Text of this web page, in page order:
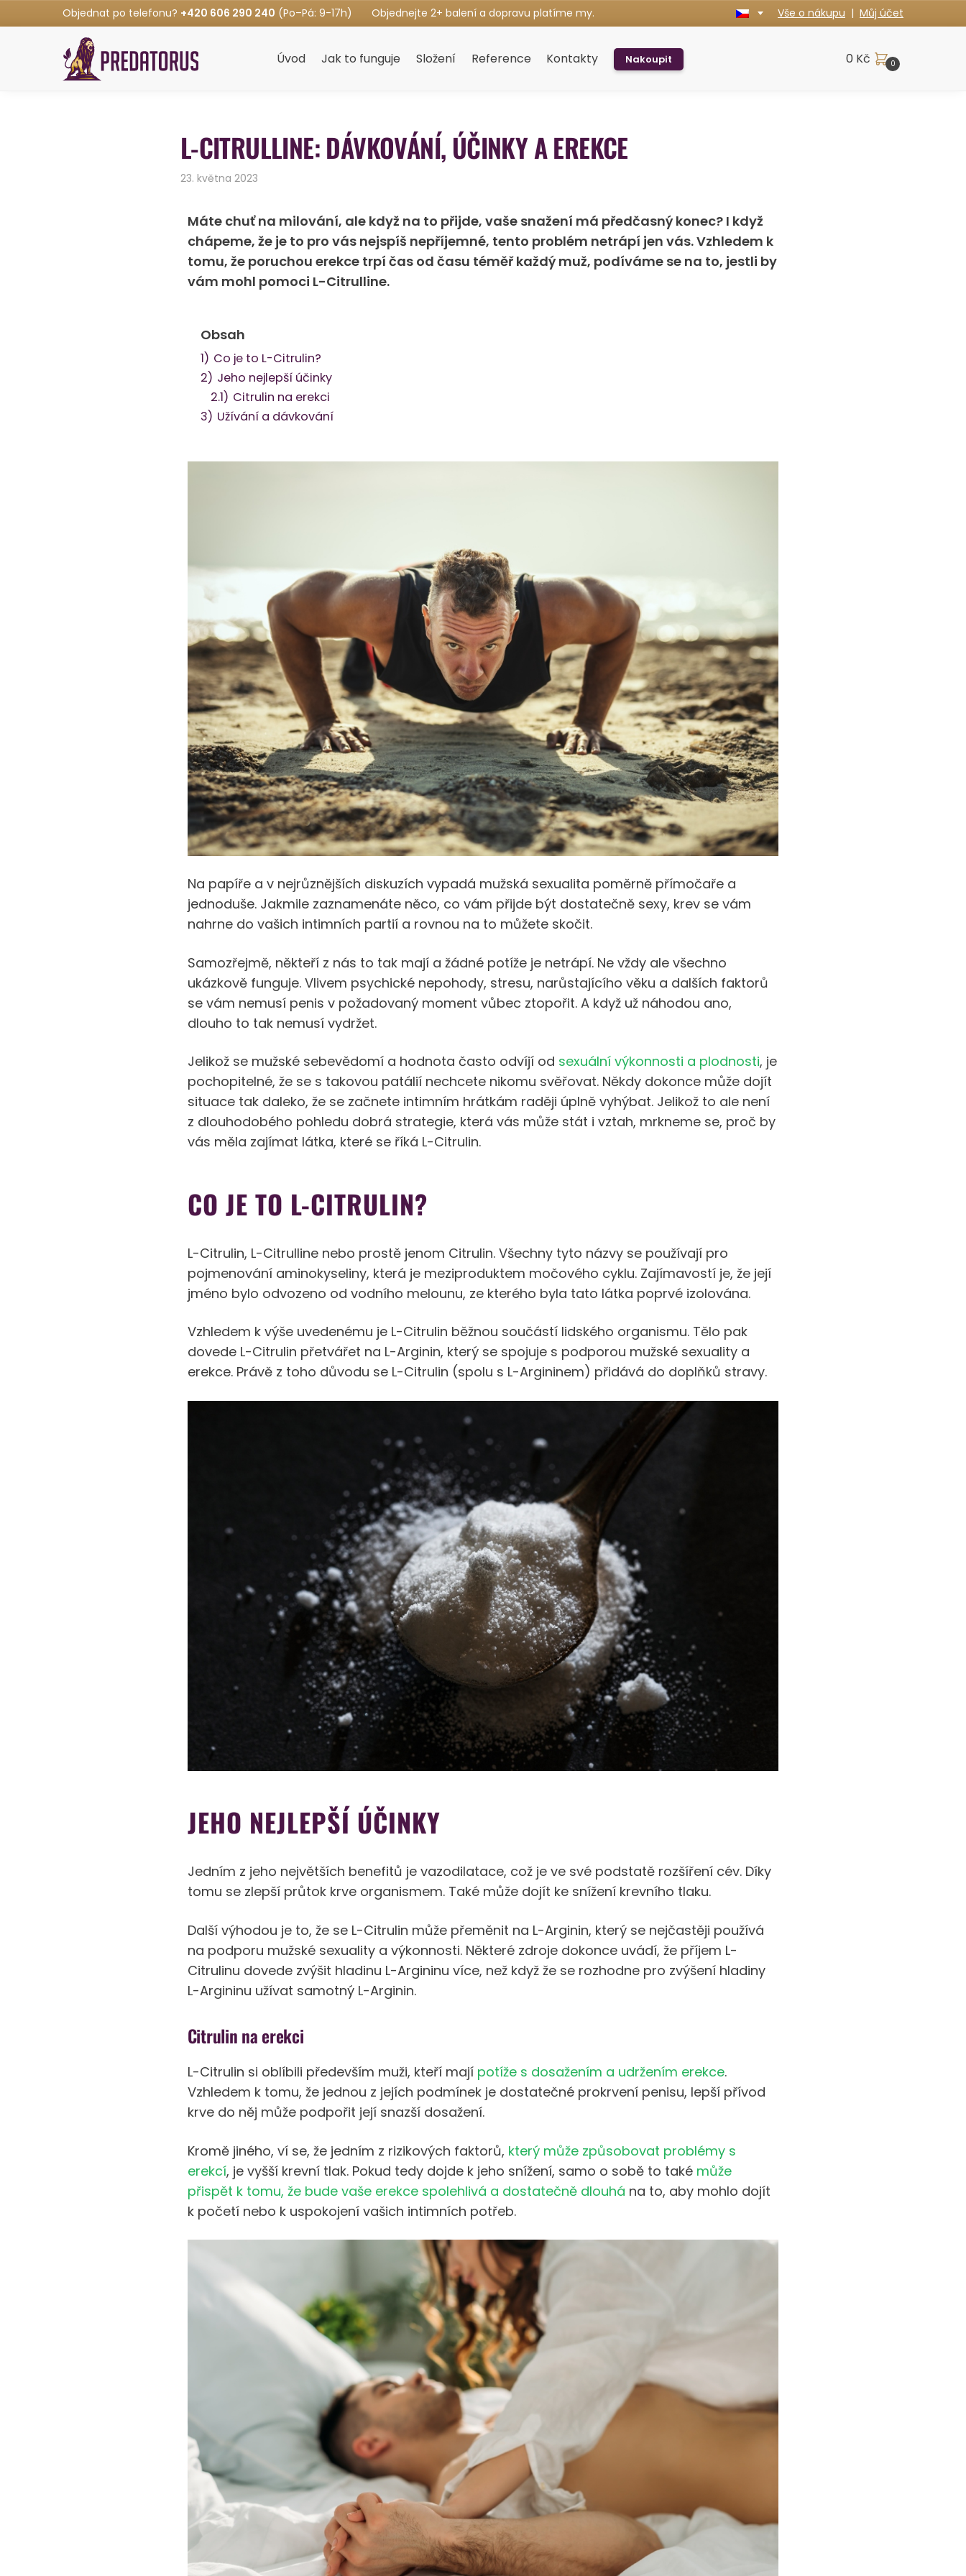
Objednat po telefonu? +420 606 290 240 (Po–Pá: 9-17h) Objednejte 2+ balení a dopravu platíme my. Vše o nákupu | Můj účet
Úvod Jak to funguje Složení Reference Kontakty Nakoupit 0 Kč 0
L-CITRULLINE: DÁVKOVÁNÍ, ÚČINKY A EREKCE
23. května 2023
Máte chuť na milování, ale když na to přijde, vaše snažení má předčasný konec? I když
chápeme, že je to pro vás nejspíš nepříjemné, tento problém netrápí jen vás. Vzhledem k
tomu, že poruchou erekce trpí čas od času téměř každý muž, podíváme se na to, jestli by
vám mohl pomoci L-Citrulline.
Obsah
1) Co je to L-Citrulin?
2) Jeho nejlepší účinky
2.1) Citrulin na erekci
3) Užívání a dávkování
Na papíře a v nejrůznějších diskuzích vypadá mužská sexualita poměrně přímočaře a
jednoduše. Jakmile zaznamenáte něco, co vám přijde být dostatečně sexy, krev se vám
nahrne do vašich intimních partií a rovnou na to můžete skočit.
Samozřejmě, někteří z nás to tak mají a žádné potíže je netrápí. Ne vždy ale všechno
ukázkově funguje. Vlivem psychické nepohody, stresu, narůstajícího věku a dalších faktorů
se vám nemusí penis v požadovaný moment vůbec ztopořit. A když už náhodou ano,
dlouho to tak nemusí vydržet.
Jelikož se mužské sebevědomí a hodnota často odvíjí od sexuální výkonnosti a plodnosti, je
pochopitelné, že se s takovou patálií nechcete nikomu svěřovat. Někdy dokonce může dojít
situace tak daleko, že se začnete intimním hrátkám raději úplně vyhýbat. Jelikož to ale není
z dlouhodobého pohledu dobrá strategie, která vás může stát i vztah, mrkneme se, proč by
vás měla zajímat látka, které se říká L-Citrulin.
CO JE TO L-CITRULIN?
L-Citrulin, L-Citrulline nebo prostě jenom Citrulin. Všechny tyto názvy se používají pro
pojmenování aminokyseliny, která je meziproduktem močového cyklu. Zajímavostí je, že její
jméno bylo odvozeno od vodního melounu, ze kterého byla tato látka poprvé izolována.
Vzhledem k výše uvedenému je L-Citrulin běžnou součástí lidského organismu. Tělo pak
dovede L-Citrulin přetvářet na L-Arginin, který se spojuje s podporou mužské sexuality a
erekce. Právě z toho důvodu se L-Citrulin (spolu s L-Argininem) přidává do doplňků stravy.
JEHO NEJLEPŠÍ ÚČINKY
Jedním z jeho největších benefitů je vazodilatace, což je ve své podstatě rozšíření cév. Díky
tomu se zlepší průtok krve organismem. Také může dojít ke snížení krevního tlaku.
Další výhodou je to, že se L-Citrulin může přeměnit na L-Arginin, který se nejčastěji používá
na podporu mužské sexuality a výkonnosti. Některé zdroje dokonce uvádí, že příjem L-
Citrulinu dovede zvýšit hladinu L-Argininu více, než když že se rozhodne pro zvýšení hladiny
L-Argininu užívat samotný L-Arginin.
Citrulin na erekci
L-Citrulin si oblíbili především muži, kteří mají potíže s dosažením a udržením erekce.
Vzhledem k tomu, že jednou z jejích podmínek je dostatečné prokrvení penisu, lepší přívod
krve do něj může podpořit její snazší dosažení.
Kromě jiného, ví se, že jedním z rizikových faktorů, který může způsobovat problémy s
erekcí, je vyšší krevní tlak. Pokud tedy dojde k jeho snížení, samo o sobě to také může
přispět k tomu, že bude vaše erekce spolehlivá a dostatečně dlouhá na to, aby mohlo dojít
k početí nebo k uspokojení vašich intimních potřeb.